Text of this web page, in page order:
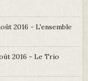
2016 - L'ensemble
2016 - Le Trio